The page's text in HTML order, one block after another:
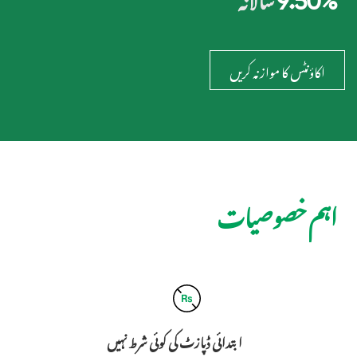
اکاؤنٹس کا موازنہ کریں
اہم خصوصیات
ابتدائی ڈپازٹ کی کوئی شرط نہیں